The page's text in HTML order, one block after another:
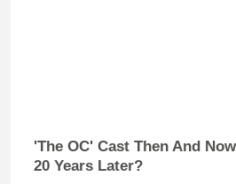
'The OC' Cast Then And
20 Years Later?